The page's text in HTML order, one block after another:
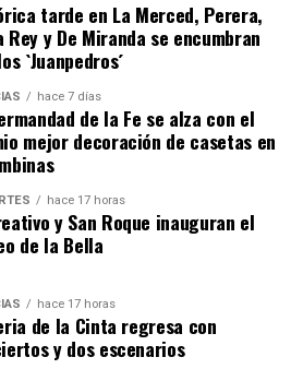
LAS FIESTAS COLOMBINAS
tarde en La Merced, Perera,
Rey y De Miranda se encumbran
`Juanpedros´
hace 7 días
de la Fe se alza con el
mejor decoración de casetas en
hace 17 horas
y San Roque inauguran el
de la Bella
hace 17 horas
de la Cinta regresa con
y dos escenarios